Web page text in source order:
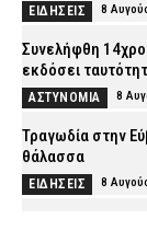
ΕΙΔΗΣΕΙΣ 8
Συνελήφθη
εκδόσει
ΑΣΤΥΝΟΜΙΑ 8
Τραγωδία στην
θάλασσα
ΕΙΔΗΣΕΙΣ 8